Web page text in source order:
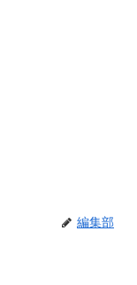
編集部